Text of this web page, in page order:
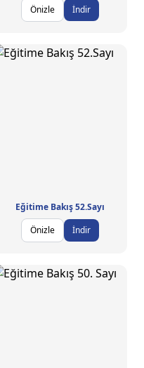
Önizle
İndir
Eğitime Bakış 52.Sayı
Önizle
İndir